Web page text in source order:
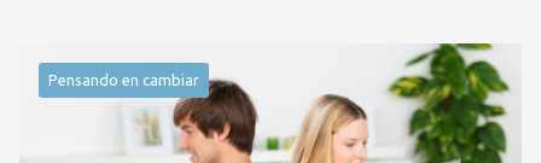
Pensando en cambiar